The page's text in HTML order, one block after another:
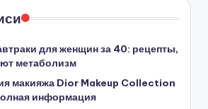
для женщин за 40: рецепты,
метаболизм
макияжа Dior Makeup Collection
информация